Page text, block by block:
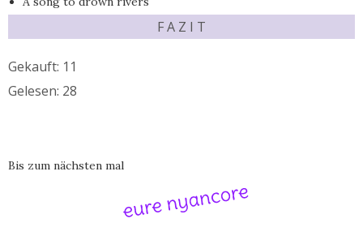
F A Z I T
Gekauft: 11
Gelesen: 28
Bis zum nächsten mal